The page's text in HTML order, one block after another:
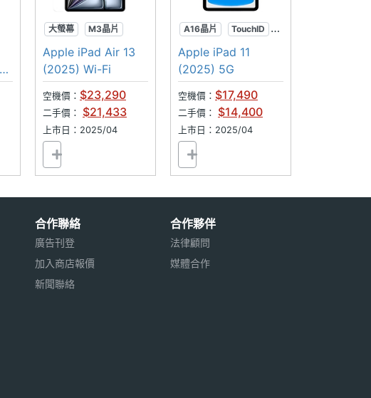
大螢幕 M3晶片
Apple iPad Air 13
(2025) Wi-Fi
空機價： $23,290
二手價： $21,433
上市日：2025/04
A16晶片
TouchID
居中前相機
Apple iPad 11
(2025) 5G
空機價： $17,490
二手價： $14,400
上市日：2025/04
合作聯絡
廣告刊登
加入商店報價
新聞聯絡
合作夥伴
法律顧問
媒體合作